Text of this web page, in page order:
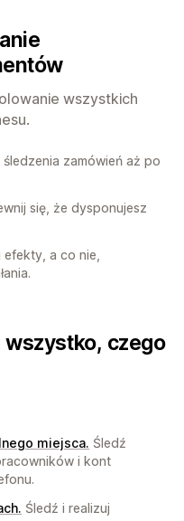
wszystkich
śledzenia zamówień aż po
się, że dysponujesz
a co nie,
czego
miejsca. Śledź
i kont
Śledź i realizuj